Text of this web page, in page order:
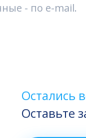
- по e-mail.
Остались
Оставьте